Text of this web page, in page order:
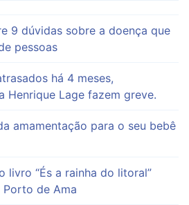
9 dúvidas sobre a doença que
pessoas
há 4 meses,
Henrique Lage fazem greve.
amamentação para o seu bebê
livro “És a rainha do litoral”
Porto de Ama